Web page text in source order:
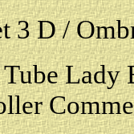
3 D /